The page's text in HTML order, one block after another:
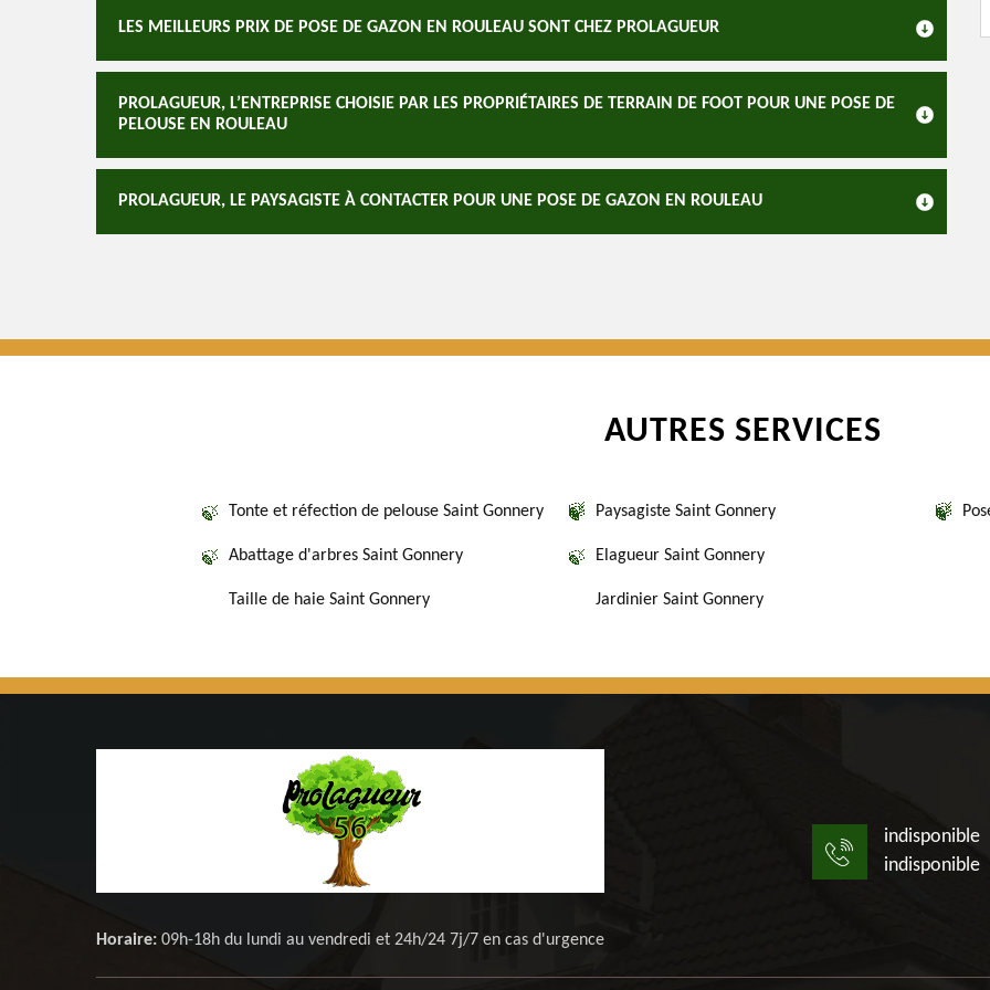
LES MEILLEURS PRIX DE POSE DE GAZON EN ROULEAU SONT CHEZ PROLAGUEUR
PROLAGUEUR, L’ENTREPRISE CHOISIE PAR LES PROPRIÉTAIRES DE TERRAIN DE FOOT POUR UNE POSE DE
PELOUSE EN ROULEAU
PROLAGUEUR, LE PAYSAGISTE À CONTACTER POUR UNE POSE DE GAZON EN ROULEAU
AUTRES SERVICES
Tonte et réfection de pelouse Saint Gonnery
Abattage d'arbres Saint Gonnery
Taille de haie Saint Gonnery
Paysagiste Saint Gonnery
Elagueur Saint Gonnery
Jardinier Saint Gonnery
Horaire: 09h-18h du lundi au vendredi et 24h/24 7j/7 en cas d'urgence
indisponible
indisponible